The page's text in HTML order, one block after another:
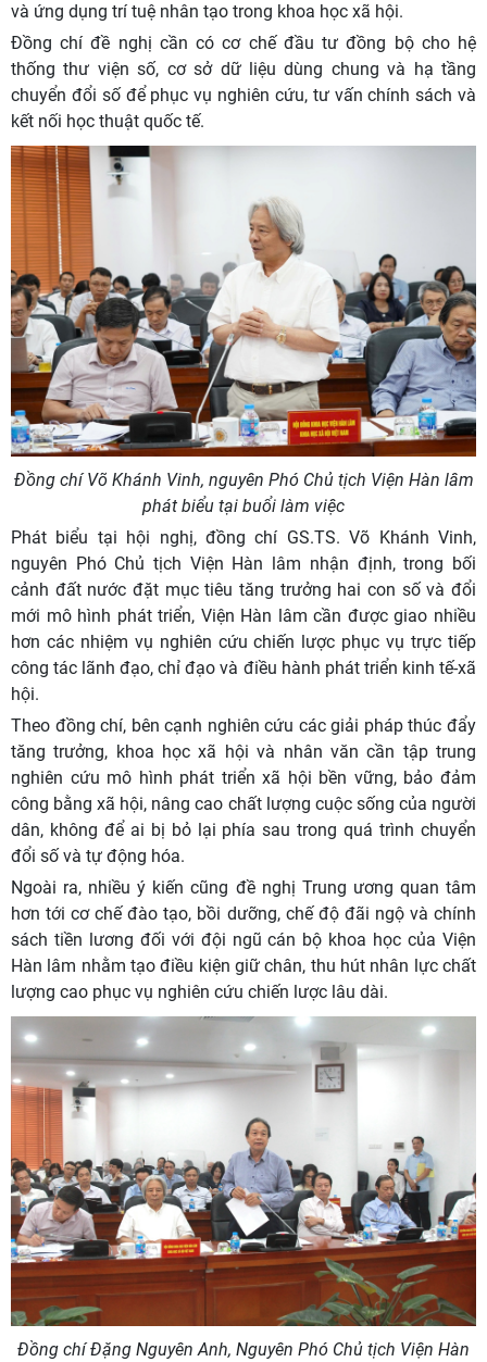
và ứng dụng trí tuệ nhân tạo trong khoa học xã hội.
Đồng chí đề nghị cần có cơ chế đầu tư đồng bộ cho hệ
thống thư viện số, cơ sở dữ liệu dùng chung và hạ tầng
chuyển đổi số để phục vụ nghiên cứu, tư vấn chính sách và
kết nối học thuật quốc tế.
Đồng chí Võ Khánh Vinh, nguyên Phó Chủ tịch Viện Hàn lâm
phát biểu tại buổi làm việc
Phát biểu tại hội nghị, đồng chí GS.TS. Võ Khánh Vinh,
nguyên Phó Chủ tịch Viện Hàn lâm nhận định, trong bối
cảnh đất nước đặt mục tiêu tăng trưởng hai con số và đổi
mới mô hình phát triển, Viện Hàn lâm cần được giao nhiều
hơn các nhiệm vụ nghiên cứu chiến lược phục vụ trực tiếp
công tác lãnh đạo, chỉ đạo và điều hành phát triển kinh tế-xã
hội.
Theo đồng chí, bên cạnh nghiên cứu các giải pháp thúc đẩy
tăng trưởng, khoa học xã hội và nhân văn cần tập trung
nghiên cứu mô hình phát triển xã hội bền vững, bảo đảm
công bằng xã hội, nâng cao chất lượng cuộc sống của người
dân, không để ai bị bỏ lại phía sau trong quá trình chuyển
đổi số và tự động hóa.
Ngoài ra, nhiều ý kiến cũng đề nghị Trung ương quan tâm
hơn tới cơ chế đào tạo, bồi dưỡng, chế độ đãi ngộ và chính
sách tiền lương đối với đội ngũ cán bộ khoa học của Viện
Hàn lâm nhằm tạo điều kiện giữ chân, thu hút nhân lực chất
lượng cao phục vụ nghiên cứu chiến lược lâu dài.
Đồng chí Đặng Nguyên Anh, Nguyên Phó Chủ tịch Viện Hàn